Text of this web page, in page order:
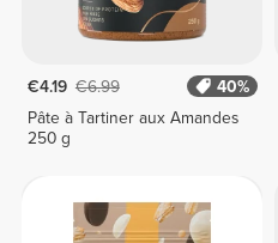
€4.19 €6.99
40%
Pâte à Tartiner aux Amandes
250 g